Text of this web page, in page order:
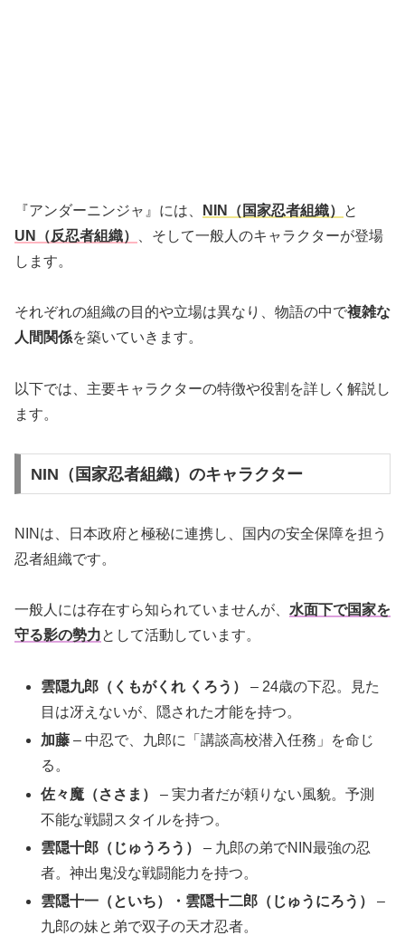
『アンダーニンジャ』には、 NIN（国家忍者組織）
と
UN（反忍者組織）
、そして一般人のキャラクターが登場
します。
それぞれの組織の目的や立場は異なり、物語の中で複雑な
人間関係を築いていきます。
以下では、主要キャラクターの特徴や役割を詳しく解説し
ます。
NIN（国家忍者組織）のキャラクター
NINは、日本政府と極秘に連携し、国内の安全保障を担う
忍者組織です。
一般人には存在すら知られていませんが、 水面下で国家を
守る影の勢力として活動しています。
雲隠九郎（くもがくれ くろう）
– 24歳の下忍。見た
目は冴えないが、隠された才能を持つ。
加藤 – 中忍で、九郎に「講談高校潜入任務」を命じ
る。
佐々魔（ささま）
– 実力者だが頼りない風貌。予測
不能な戦闘スタイルを持つ。
雲隠十郎（じゅうろう）
– 九郎の弟でNIN最強の忍
者。神出鬼没な戦闘能力を持つ。
雲隠十一（といち）・雲隠十二郎（じゅうにろう）
–
九郎の妹と弟で双子の天才忍者。